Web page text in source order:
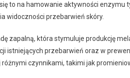
to na hamowanie aktywności enzymu
widoczności przebarwień skóry.
zapalną, która stymuluje produkcję
istniejących przebarwień oraz w
czynnikami, takimi jak